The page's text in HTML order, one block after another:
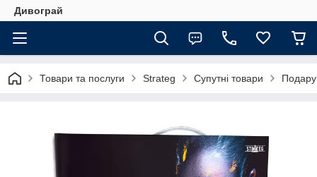
Дивограй
Товари та послуги Strateg Супутні товари